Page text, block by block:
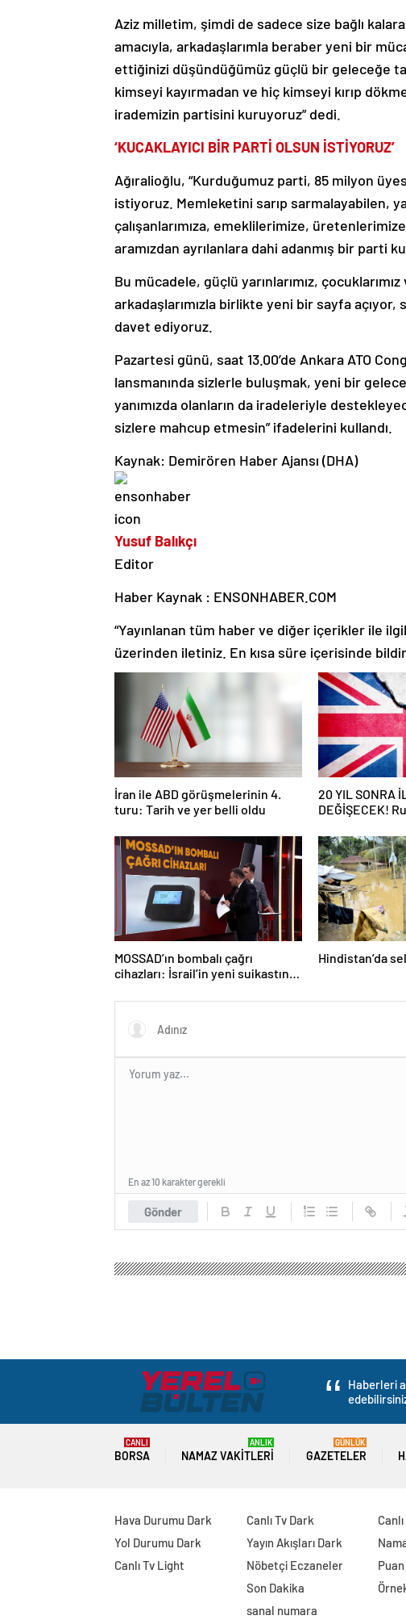
Aziz milletim, şimdi de sadece size bağlı
amacıyla, arkadaşlarımla beraber yeni bir
ettiğinizi düşündüğümüz güçlü bir geleceğe
kimseyi kayırmadan ve hiç kimseyi kırıp
irademizin partisini kuruyoruz” dedi.
‘KUCAKLAYICI BİR PARTİ OLSUN İSTİYORUZ’
Ağıralioğlu, “Kurduğumuz parti, 85 milyon
istiyoruz. Memleketini sarıp sarmalayabilen,
çalışanlarımıza, emeklilerimize,
aramızdan ayrılanlara dahi adanmış bir parti
Bu mücadele, güçlü yarınlarımız,
arkadaşlarımızla birlikte yeni bir sayfa açıyor,
davet ediyoruz.
Pazartesi günü, saat 13.00’de Ankara ATO
lansmanında sizlerle buluşmak, yeni bir
yanımızda olanların da iradeleriyle
sizlere mahcup etmesin” ifadelerini kullandı.
Kaynak: Demirören Haber Ajansı (DHA)
Yusuf Balıkçı
Editor
Haber Kaynak : ENSONHABER.COM
“Yayınlanan tüm haber ve diğer içerikler ile
üzerinden iletiniz. En kısa süre içerisinde
İran ile ABD görüşmelerinin 4.
turu: Tarih ve yer belli oldu
20 YIL SONRA
DEĞİŞECEK!
güncelleniyor!
MOSSAD’ın bombalı çağrı
cihazları: İsrail’in yeni suikastını
Hindistan’da
Gönder
En az 10 karakter gerekli
Çifte
Çifte vatandaşlar,